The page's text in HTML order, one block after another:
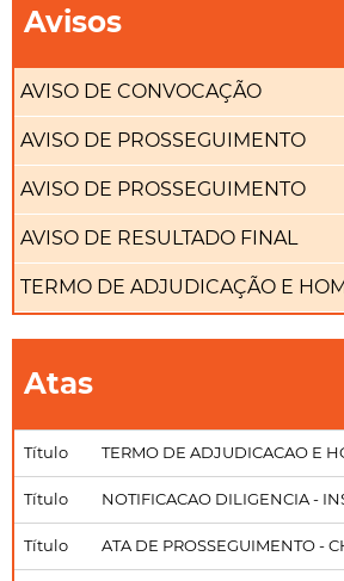
Avisos
AVISO DE CONVOCAÇÃO
AVISO DE PROSSEGUIMENTO
AVISO DE PROSSEGUIMENTO
AVISO DE RESULTADO FINAL
TERMO DE ADJUDICAÇÃO E
Atas
Título TERMO DE ADJUDICACAO E
Título NOTIFICACAO DILIGENCIA -
Título ATA DE PROSSEGUIMENTO -